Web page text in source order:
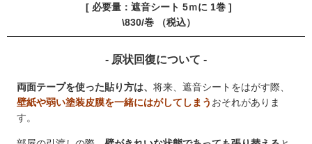
[ 必要量：遮音シート 5ｍに 1巻 ]
\830/巻 （税込）
- 原状回復について -
両面テープを使った貼り方は、 将来、遮音シートをはがす際、
壁紙や弱い塗装皮膜を一緒にはがしてしまう おそれがありま
す。